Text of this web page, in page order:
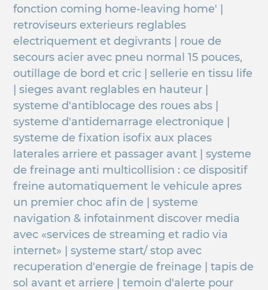
fonction coming home-leaving home' |
retroviseurs exterieurs reglables
electriquement et degivrants | roue de
secours acier avec pneu normal 15 pouces,
outillage de bord et cric | sellerie en tissu life
| sieges avant reglables en hauteur |
systeme d'antiblocage des roues abs |
systeme d'antidemarrage electronique |
systeme de fixation isofix aux places
laterales arriere et passager avant | systeme
de freinage anti multicollision : ce dispositif
freine automatiquement le vehicule apres
un premier choc afin de | systeme
navigation & infotainment discover media
avec «services de streaming et radio via
internet» | systeme start/ stop avec
recuperation d'energie de freinage | tapis de
sol avant et arriere | temoin d'alerte pour